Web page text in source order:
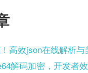
高效json在线解析与
解码加密，开发者